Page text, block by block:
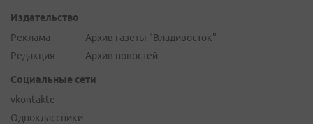
Издательство
Реклама
Редакция
Архив газеты "Владивосток"
Архив новостей
Социальные сети
vkontakte
Одноклассники